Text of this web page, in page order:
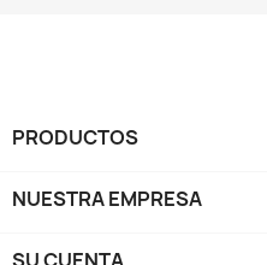
PRODUCTOS
NUESTRA EMPRESA